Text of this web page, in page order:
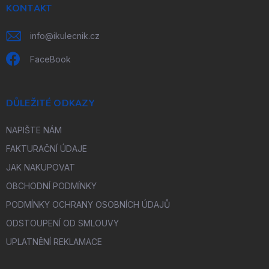
KONTAKT
info@ikulecnik.cz
FaceBook
DŮLEŽITÉ ODKAZY
NAPIŠTE NÁM
FAKTURAČNÍ ÚDAJE
JAK NAKUPOVAT
OBCHODNÍ PODMÍNKY
PODMÍNKY OCHRANY OSOBNÍCH ÚDAJŮ
ODSTOUPENÍ OD SMLOUVY
UPLATNĚNÍ REKLAMACE